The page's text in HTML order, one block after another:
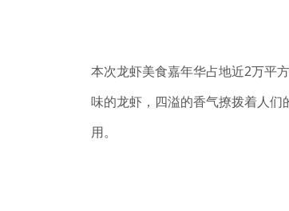
本次龙虾美食嘉年华占地近2万平
味的龙虾，四溢的香气撩拨着人
用。